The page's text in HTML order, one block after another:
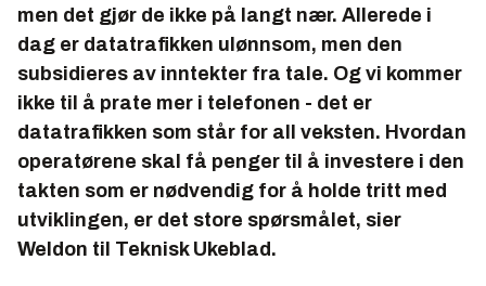
men det gjør de ikke på langt nær. Allerede i
dag er datatrafikken ulønnsom, men den
subsidieres av inntekter fra tale. Og vi kommer
ikke til å prate mer i telefonen - det er
datatrafikken som står for all veksten. Hvordan
operatørene skal få penger til å investere i den
takten som er nødvendig for å holde tritt med
utviklingen, er det store spørsmålet, sier
Weldon til Teknisk Ukeblad.